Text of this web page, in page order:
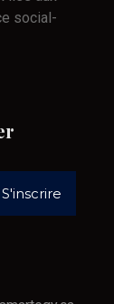
social-